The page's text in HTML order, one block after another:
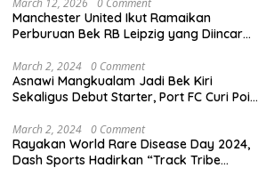
March 12, 2026 0 Comment
Manchester United Ikut Ramaikan
Perburuan Bek RB Leipzig yang Diincar
March 2, 2024 0 Comment
Asnawi Mangkualam Jadi Bek Kiri
Sekaligus Debut Starter, Port FC Curi Poin
March 2, 2024 0 Comment
Rayakan World Rare Disease Day 2024,
Dash Sports Hadirkan “Track Tribe